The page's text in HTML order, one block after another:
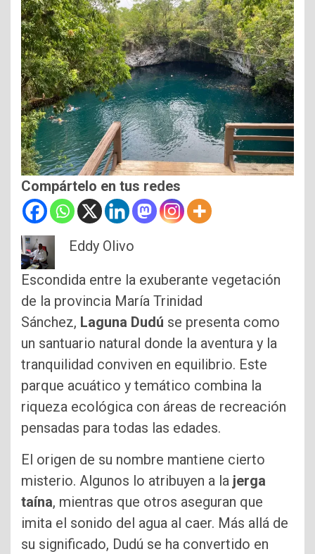
Compártelo en tus redes
Eddy Olivo
Escondida entre la exuberante vegetación
de la provincia María Trinidad
Sánchez, Laguna Dudú se presenta como
un santuario natural donde la aventura y la
tranquilidad conviven en equilibrio. Este
parque acuático y temático combina la
riqueza ecológica con áreas de recreación
pensadas para todas las edades.
El origen de su nombre mantiene cierto
misterio. Algunos lo atribuyen a la jerga
taína, mientras que otros aseguran que
imita el sonido del agua al caer. Más allá de
su significado, Dudú se ha convertido en